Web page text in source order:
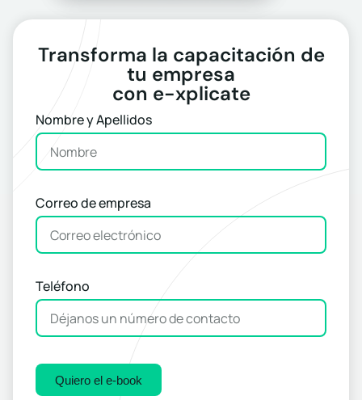
Transforma la capacitación de
tu empresa
con e-xplicate
Nombre y Apellidos
Correo de empresa
Teléfono
Quiero el e-book